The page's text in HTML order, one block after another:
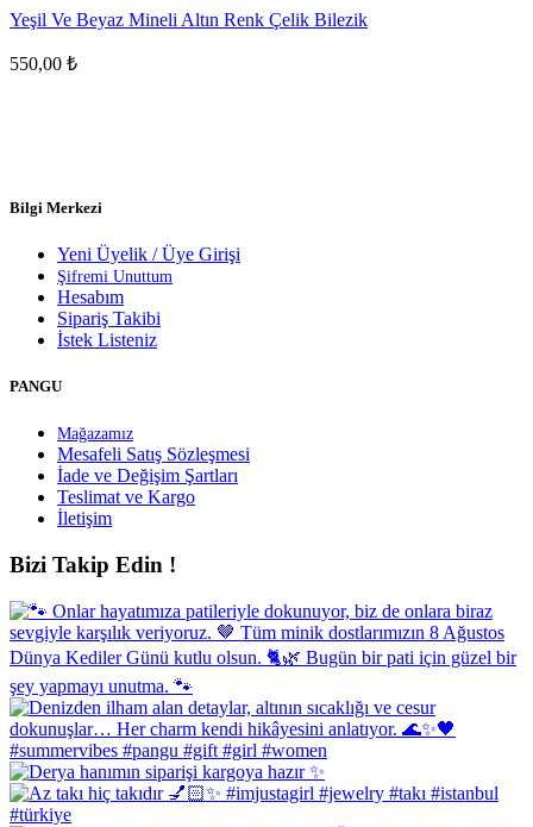
Yeşil Ve Beyaz Mineli Altın Renk Çelik Bilezik
550,00 ₺
Bilgi Merkezi
Yeni Üyelik / Üye Girişi
Şifremi Unuttum
Hesabım
Sipariş Takibi
İstek Listeniz
PANGU
Mağazamız
Mesafeli Satış Sözleşmesi
İade ve Değişim Şartları
Teslimat ve Kargo
İletişim
Bizi Takip Edin !